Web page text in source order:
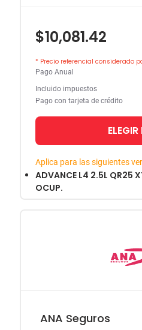
$10,081.42
* Precio referencial considerado
Pago Anual
Incluido impuestos
Pago con tarjeta de crédito
Aplica para las siguientes
ADVANCE L4 2.5L QR25
OCUP.
ANA Seguros